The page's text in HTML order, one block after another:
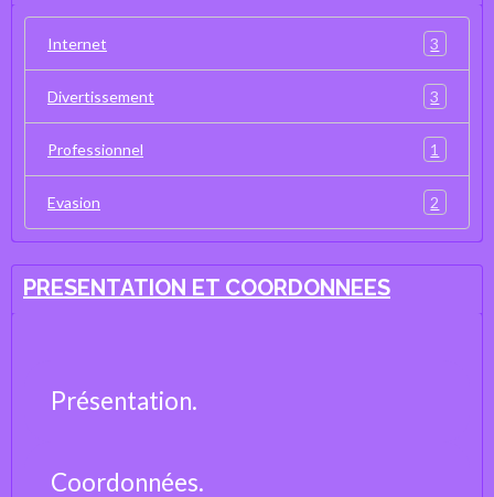
Internet 3
Divertissement 3
Professionnel 1
Evasion 2
PRESENTATION ET COORDONNEES
Présentation.
Coordonnées.